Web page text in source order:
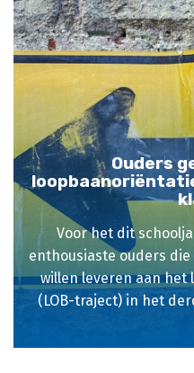
Ouders
Voor het dit
enthousiaste ouders
willen leveren aan
(LOB-traject) in het